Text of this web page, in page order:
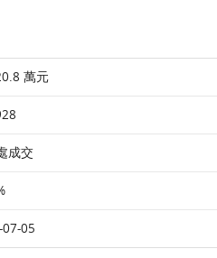
萬元
成交
05